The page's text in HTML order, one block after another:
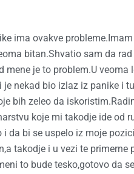
ima ovakve
bitan.Shvatio sam da
mene je to problem.U
je nekad bio izlaz iz panike i
bih zeleo da
koje mi takodje ide od
i da bi se uspelo iz moje
takodje i u vezi te
to bude tesko,gotovo da